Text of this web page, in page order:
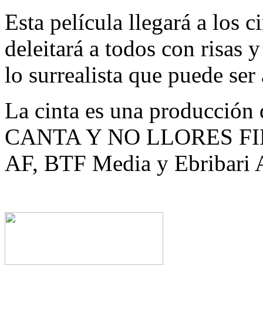
Esta película llegará a los
deleitará a todos con risas
lo surrealista que puede
La cinta es una
CANTA Y NO LLORES
AF, BTF Media y Ebribari